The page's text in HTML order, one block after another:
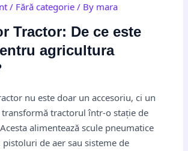
/ Fără categorie / By mara
Tractor: De ce este
agricultura
nu este doar un accesoriu, ci un
tractorul într-o stație de
alimentează scule pneumatice
pistoluri de aer sau sisteme de